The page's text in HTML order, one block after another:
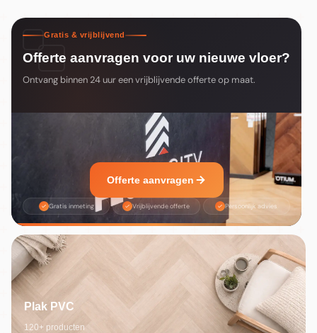
Gratis & vrijblijvend
Offerte aanvragen voor uw nieuwe vloer?
Ontvang binnen 24 uur een vrijblijvende offerte op maat.
Offerte aanvragen
Gratis inmeting Vrijblijvende offerte Persoonlijk advies
Plak PVC
120+ producten